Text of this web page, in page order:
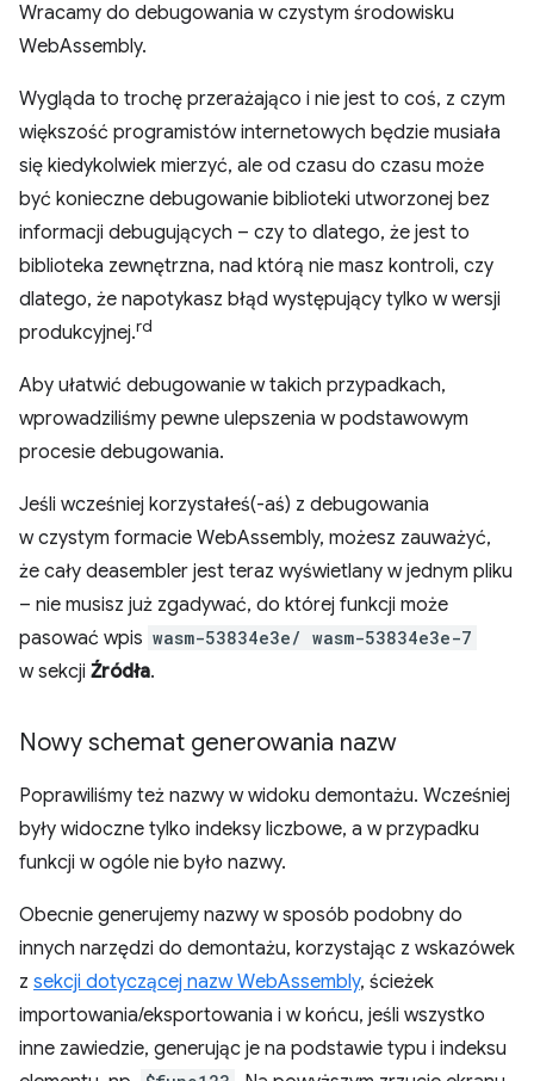
Wracamy do debugowania w czystym środowisku
WebAssembly.
Wygląda to trochę przerażająco i nie jest to coś, z czym
większość programistów internetowych będzie musiała
się kiedykolwiek mierzyć, ale od czasu do czasu może
być konieczne debugowanie biblioteki utworzonej bez
informacji debugujących – czy to dlatego, że jest to
biblioteka zewnętrzna, nad którą nie masz kontroli, czy
dlatego, że napotykasz błąd występujący tylko w wersji
produkcyjnej.rd
Aby ułatwić debugowanie w takich przypadkach,
wprowadziliśmy pewne ulepszenia w podstawowym
procesie debugowania.
Jeśli wcześniej korzystałeś(-aś) z debugowania
w czystym formacie WebAssembly, możesz zauważyć,
że cały deasembler jest teraz wyświetlany w jednym pliku
– nie musisz już zgadywać, do której funkcji może
pasować wpis wasm-53834e3e/ wasm-53834e3e-7
w sekcji Źródła.
Nowy schemat generowania nazw
Poprawiliśmy też nazwy w widoku demontażu. Wcześniej
były widoczne tylko indeksy liczbowe, a w przypadku
funkcji w ogóle nie było nazwy.
Obecnie generujemy nazwy w sposób podobny do
innych narzędzi do demontażu, korzystając z wskazówek
z sekcji dotyczącej nazw WebAssembly, ścieżek
importowania/eksportowania i w końcu, jeśli wszystko
inne zawiedzie, generując je na podstawie typu i indeksu